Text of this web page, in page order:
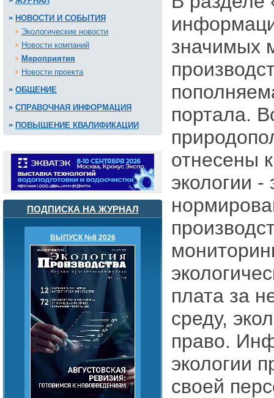
НОВОСТИ И СОБЫТИЯ
Экологические новости
Новости компаний
Мероприятия
Новости проекта
ОБЩЕНИЕ
СПРАВОЧНАЯ ИНФОРМАЦИЯ
ПОВЫШЕНИЕ КВАЛИФИКАЦИИ
ПОДПИСКА НА ЖУРНАЛ
ВЫПУСК №8 2026
значимых
портала.
отнесены
экологии -
плата за
среду,
право.
экологии
своей